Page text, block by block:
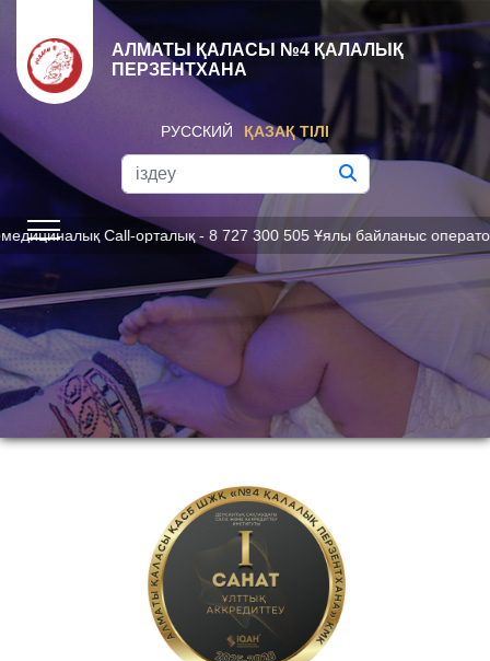
АЛМАТЫ ҚАЛАСЫ №4 ҚАЛАЛЫҚ
ПЕРЗЕНТХАНА
РУССКИЙ ҚАЗАҚ ТІЛІ
Call-орталық - 8 727 300 505 Ұялы байланыс